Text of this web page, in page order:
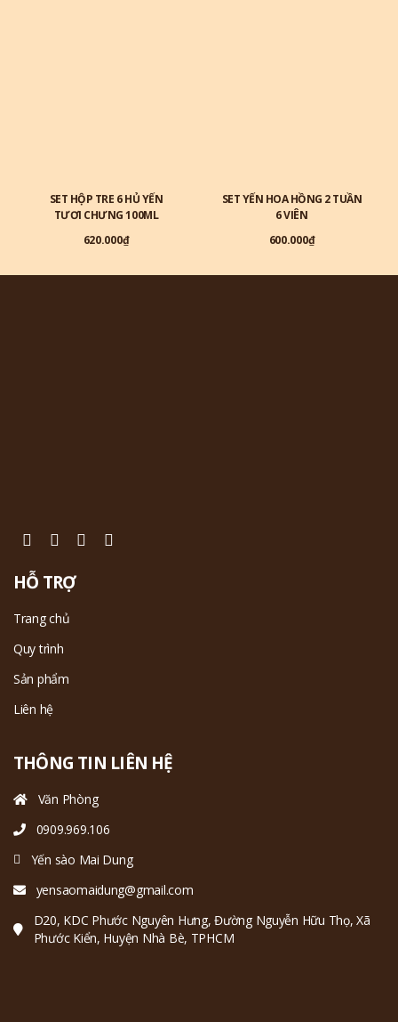
SET HỘP TRE 6 HỦ YẾN
TƯƠI CHƯNG 100ML
620.000₫
SET YẾN HOA HỒNG 2 TUẦN
6 VIÊN
600.000₫
THÔNG TIN LIÊN HỆ
Văn Phòng
0909.969.106
Yến sào Mai Dung
yensaomaidung@gmail.com
D20, KDC Phước Nguyên Hưng, Đường Nguyễn Hữu Thọ, Xã
Phước Kiển, Huyện Nhà Bè, TPHCM
HỖ TRỢ
Trang chủ
Quy trình
Sản phẩm
Liên hệ